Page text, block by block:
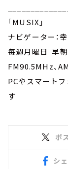
｢MUSIX｣
ナビゲーター：
毎週月曜日 早朝
FM90.5MHz、
PCやスマート
す
ポ
シ